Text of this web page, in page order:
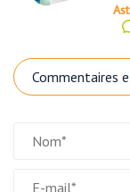
Commentaires